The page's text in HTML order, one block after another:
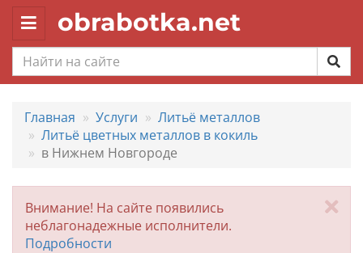
Toggle
navigation
obrabotka.net
Главная Услуги
Литьё металлов
Литьё цветных металлов в кокиль
в Нижнем Новгороде
Внимание! На сайте появились
неблагонадежные исполнители.
Подробности